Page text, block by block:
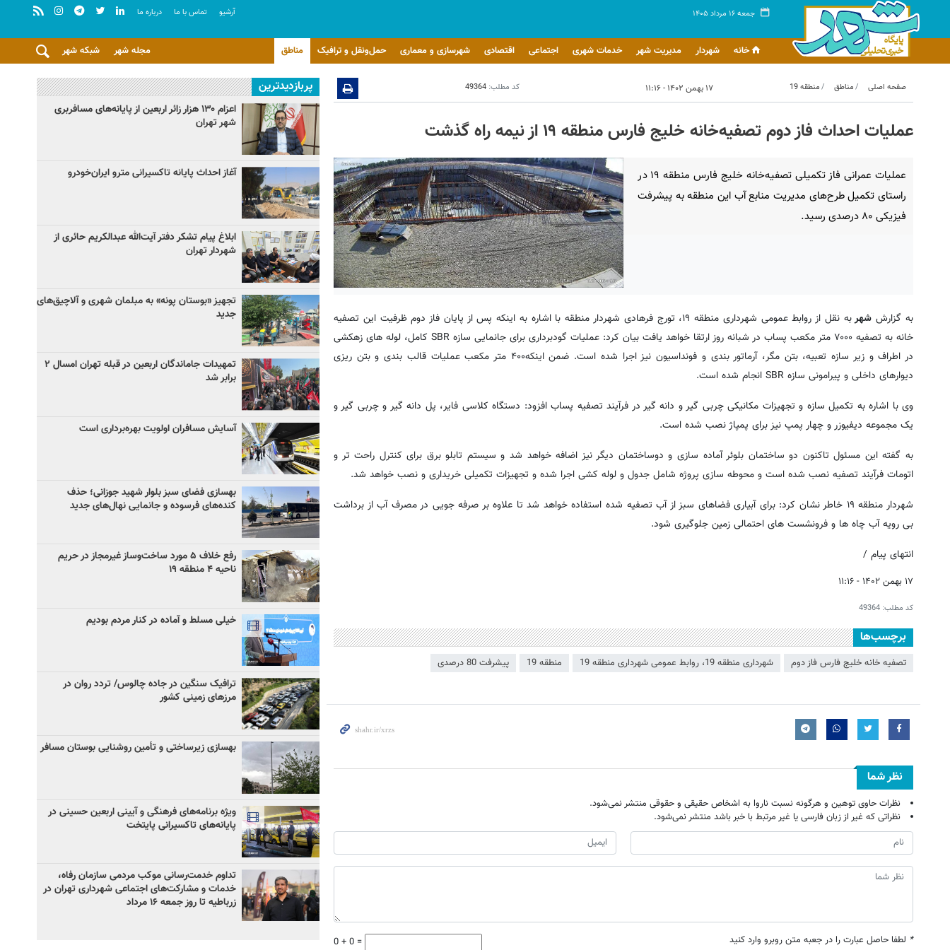
جمعه ۱۶ مرداد ۱۴۰۵ آرشيو تماس با ما درباره ما
خانه شهردار مدیریت شهر خدمات شهری اجتماعی اقتصادی شهرسازی و معماری حمل‌ونقل و ترافیک مناطق شبکه شهر مجله شهر
صفحه اصلی مناطق منطقه 19 ۱۷ بهمن ۱۴۰۲ - ۱۱:۱۶ کد مطلب: 49364
عملیات احداث فاز دوم تصفیه‌خانه خلیج فارس منطقه ۱۹ از نیمه راه گذشت
عملیات عمرانی فاز تکمیلی تصفیه‌خانه خلیج فارس منطقه ۱۹ در
راستای تکمیل طرح‌های مدیریت منابع آب این منطقه به پیشرفت
فیزیکی ۸۰ درصدی رسید.
به گزارش شهر
به نقل از روابط عمومی شهرداری منطقه ۱۹، تورج فرهادی شهردار منطقه با اشاره به اینکه پس از پایان فاز دوم ظرفیت این تصفیه
خانه به تصفیه ۷۰۰۰ متر مکعب پساب در شبانه روز ارتقا خواهد یافت بیان کرد: عملیات گودبرداری برای جانمایی سازه SBR کامل، لوله های زهکشی
در اطراف و زیر سازه تعبیه، بتن مگر، آرماتور بندی و فونداسیون نیز اجرا شده است. ضمن اینکه۴۰۰ متر مکعب عملیات قالب بندی و بتن ریزی
دیوارهای داخلی و پیرامونی سازه SBR انجام شده است.
وی با اشاره به تکمیل سازه و تجهیزات مکانیکی چربی گیر و دانه گیر در فرآیند تصفیه پساب افزود: دستگاه کلاسی فایر، پل دانه گیر و چربی گیر و
یک مجموعه دیفیوزر و چهار پمپ نیز برای پمپاژ نصب شده است.
به گفته این مسئول تاکنون دو ساختمان بلوئر آماده سازی و دوساختمان دیگر نیز اضافه خواهد شد و سیستم تابلو برق برای کنترل راحت تر و
اتومات فرآیند تصفیه نصب شده است و محوطه سازی پروژه شامل جدول و لوله کشی اجرا شده و تجهیزات تکمیلی خریداری و نصب خواهد شد.
شهردار منطقه ۱۹ خاطر نشان کرد: برای آبیاری فضاهای سبز از آب تصفیه شده استفاده خواهد شد تا علاوه بر صرفه جویی در مصرف آب از برداشت
بی رویه آب چاه ها و فرونشست های احتمالی زمین جلوگیری شود.
انتهای پیام /
۱۷ بهمن ۱۴۰۲ - ۱۱:۱۶
کد مطلب: 49364
برچسب‌ها
تصفیه خانه خلیج فارس فاز دوم شهرداری منطقه 19، روابط عمومی شهرداری منطقه 19 منطقه 19 پیشرفت 80 درصدی
نظر شما
نظرات حاوی توهین و هرگونه نسبت ناروا به اشخاص حقیقی و حقوقی منتشر نمی‌شود.
نظراتی که غیر از زبان فارسی یا غیر مرتبط با خبر باشد منتشر نمی‌شود.
* لطفا حاصل عبارت را در جعبه متن روبرو وارد کنید 0 + 0 =
پربازدیدترین
اعزام ۱۳۰ هزار زائر اربعین از پایانه‌های مسافربری
شهر تهران
آغاز احداث پایانه تاکسیرانی مترو ایران‌خودرو
ابلاغ پیام تشکر دفتر آیت‌الله عبدالکریم حائری از
شهردار تهران
تجهیز «بوستان پونه» به مبلمان شهری و آلاچیق‌های
جدید
تمهیدات جاماندگان اربعین در قبله تهران امسال ۲
برابر شد
آسایش مسافران اولویت بهره‌برداری است
بهسازی فضای سبز بلوار شهید جوزانی؛ حذف
کنده‌های فرسوده و جانمایی نهال‌های جدید
رفع خلاف ۵ مورد ساخت‌وساز غیرمجاز در حریم
ناحیه ۴ منطقه ۱۹
خیلی مسلط و آماده در کنار مردم بودیم
ترافیک سنگین در جاده چالوس/ تردد روان در
مرزهای زمینی کشور
بهسازی زیرساختی و تأمین روشنایی بوستان مسافر
ویژه برنامه‌های فرهنگی و آیینی اربعین حسینی در
پایانه‌های تاکسیرانی پایتخت
تداوم خدمت‌رسانی موکب مردمی سازمان رفاه،
خدمات و مشارکت‌های اجتماعی شهرداری تهران در
زرباطیه تا روز جمعه ۱۶ مرداد